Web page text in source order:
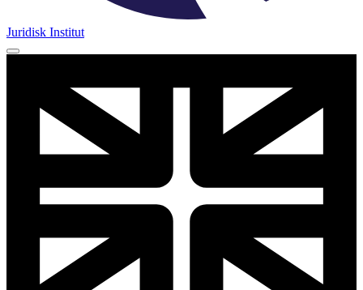
Juridisk Institut